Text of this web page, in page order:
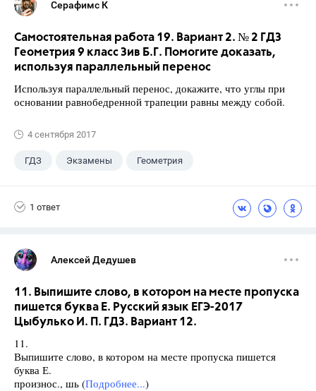
Серафимс К
Самостоятельная работа 19. Вариант 2. № 2 ГДЗ
Геометрия 9 класс Зив Б.Г. Помогите доказать,
используя параллельный перенос
Используя параллельный перенос, докажите, что углы при
основании равнобедренной трапеции равны между собой.
4 сентября 2017
ГДЗ Экзамены Геометрия
1 ответ
Алексей Дедушев
11. Выпишите слово, в котором на месте пропуска
пишется буква Е. Русский язык ЕГЭ-2017
Цыбулько И. П. ГДЗ. Вариант 12.
11.
Выпишите слово, в котором на месте пропуска пишется
буква Е.
произнос., шь (Подробнее...)